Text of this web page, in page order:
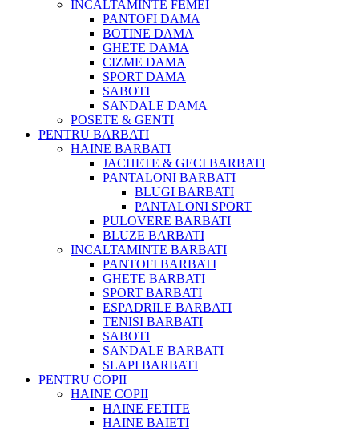
INCALTAMINTE FEMEI
PANTOFI DAMA
BOTINE DAMA
GHETE DAMA
CIZME DAMA
SPORT DAMA
SABOTI
SANDALE DAMA
POSETE & GENTI
PENTRU BARBATI
HAINE BARBATI
JACHETE & GECI BARBATI
PANTALONI BARBATI
BLUGI BARBATI
PANTALONI SPORT
PULOVERE BARBATI
BLUZE BARBATI
INCALTAMINTE BARBATI
PANTOFI BARBATI
GHETE BARBATI
SPORT BARBATI
ESPADRILE BARBATI
TENISI BARBATI
SABOTI
SANDALE BARBATI
SLAPI BARBATI
PENTRU COPII
HAINE COPII
HAINE FETITE
HAINE BAIETI